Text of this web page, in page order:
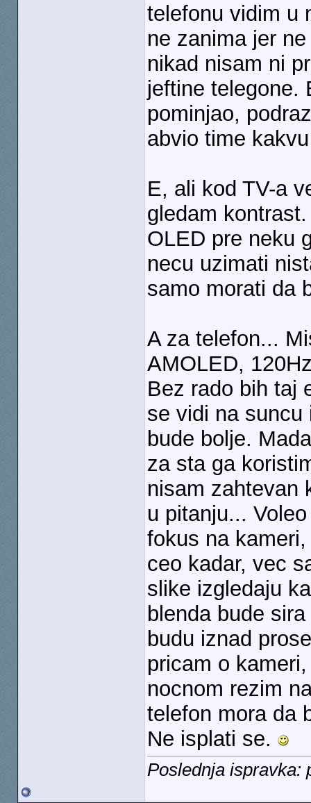
telefonu vidim u
ne zanima jer
nikad nisam ni
jeftine telegone.
pominjao,
abvio time
E, ali kod TV-a
gledam
OLED pre neku
necu uzimati
samo morati da
A za telefon...
AMOLED,
Bez rado bih taj
se vidi na suncu
bude bolje.
za sta ga
nisam zahtevan
u pitanju...
fokus na
ceo kadar, vec
slike izgledaju
blenda bude
budu iznad
pricam o
nocnom rezim
telefon mora da
Ne isplati se.
Poslednja ispravka: